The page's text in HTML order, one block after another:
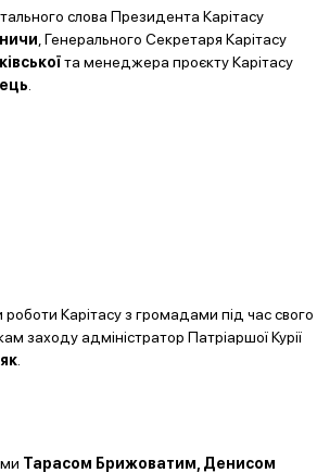
слова Президента Карітасу
, Генерального Секретаря Карітасу
та менеджера проєкту Карітасу
роботи Карітасу з громадами під час свого
заходу адміністратор Патріаршої Курії
Тарасом Брижоватим, Денисом